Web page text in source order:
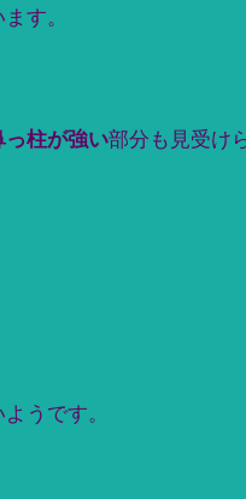
す。
柱が強い部分も見受け
うです。